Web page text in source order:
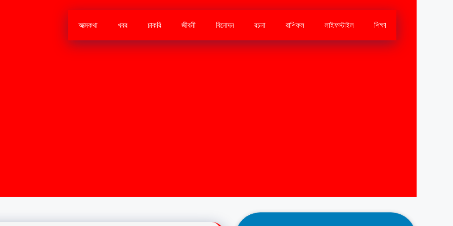
আত্মকথা খবর চাকরি জীবনী বিনোদন রচনা রাশিফল লাইফস্টাইল শিক্ষা